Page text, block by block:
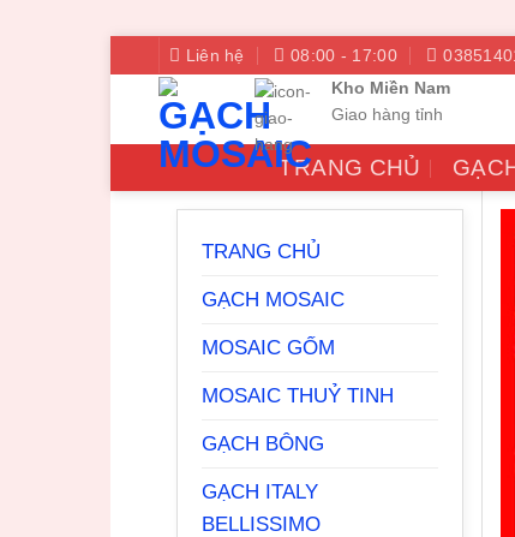
dung
Liên hệ 08:00 - 17:00
Kho Miền Nam
Giao hàng tỉnh
TRANG CHỦ
TRANG CHỦ
GẠCH MOSAIC
MOSAIC GỐM
MOSAIC THUỶ TINH
GẠCH BÔNG
GẠCH ITALY
BELLISSIMO